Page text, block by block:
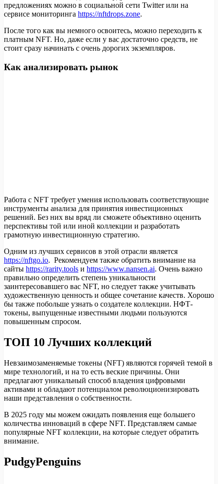
предложениях можно в социальной сети Twitter или на
сервисе мониторинга https://nftdrops.zone.
После того как вы немного освоитесь, можно переходить к
платным NFT. Но, даже если у вас достаточно средств, не
стоит сразу начинать с очень дорогих экземпляров.
Как анализировать рынок
Работа с NFT требует умения использовать соответствующие
инструменты анализа для принятия инвестиционных
решений. Без них вы вряд ли сможете объективно оценить
перспективы той или иной коллекции и разработать
грамотную инвестиционную стратегию.
Одним из лучших сервисов в этой отрасли является
https://nftgo.io. Рекомендуем также обратить внимание на
сайты https://rarity.tools и https://www.nansen.ai. Очень важно
правильно определить степень уникальности
заинтересовавшего вас NFT, но следует также учитывать
художественную ценность и общее сочетание качеств. Хорошо
бы также побольше узнать о создателе коллекции. НФТ-
токены, выпущенные известными людьми пользуются
повышенным спросом.
ТОП 10 Лучших коллекций
Невзаимозаменяемые токены (NFT) являются горячей темой в
мире технологий, и на то есть веские причины. Они
предлагают уникальный способ владения цифровыми
активами и обладают потенциалом революционизировать
наши представления о собственности.
В 2025 году мы можем ожидать появления еще большего
количества инноваций в сфере NFT. Представляем самые
популярные NFT коллекции, на которые следует обратить
внимание.
PudgyPenguins